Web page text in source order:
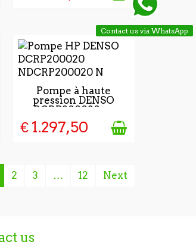
2 À 4 JOURS APRÈS
LA VALIDATION DE
Pompe à haute
pression DENSO
DCRP200020 -...
€ 1.297,50
2 3 … 12 Next
us
Contact us via WhatsApp